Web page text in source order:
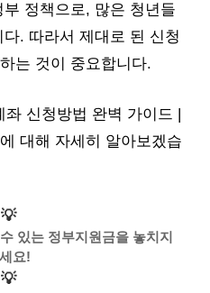
정책으로, 많은 청년들
. 따라서 제대로 된 신청
는 것이 중요합니다.
신청방법 완벽 가이드 |
대해 자세히 알아보겠습
💡
있는 정부지원금을 놓치지
요!
💡